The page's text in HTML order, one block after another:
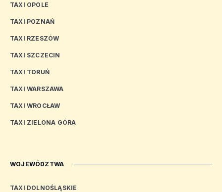
TAXI OPOLE
TAXI POZNAŃ
TAXI RZESZÓW
TAXI SZCZECIN
TAXI TORUŃ
TAXI WARSZAWA
TAXI WROCŁAW
TAXI ZIELONA GÓRA
WOJEWÓDZTWA
TAXI DOLNOŚLĄSKIE